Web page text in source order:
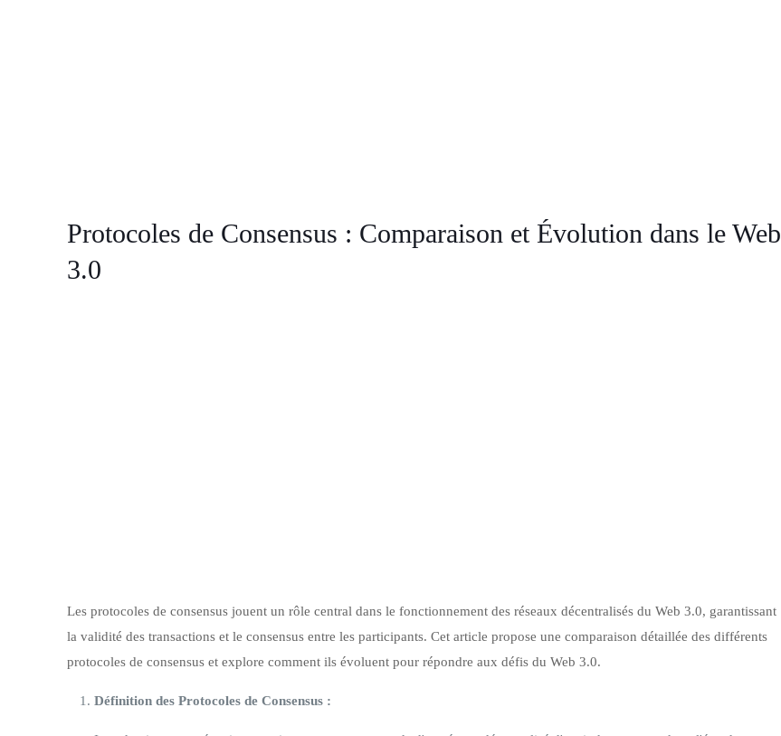
Protocoles de Consensus : Comparaison et Évolution dans le Web
3.0
Les protocoles de consensus jouent un rôle central dans le fonctionnement des réseaux décentralisés du Web 3.0, garantissant
la validité des transactions et le consensus entre les participants. Cet article propose une comparaison détaillée des différents
protocoles de consensus et explore comment ils évoluent pour répondre aux défis du Web 3.0.
Définition des Protocoles de Consensus :